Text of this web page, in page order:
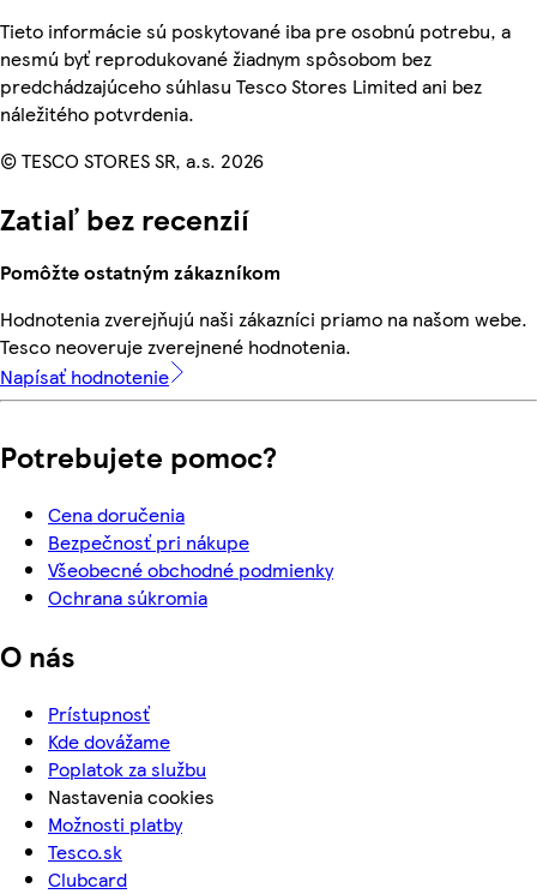
Tieto informácie sú poskytované iba pre osobnú potrebu, a
nesmú byť reprodukované žiadnym spôsobom bez
predchádzajúceho súhlasu Tesco Stores Limited ani bez
náležitého potvrdenia.
© TESCO STORES SR, a.s. 2026
Zatiaľ bez recenzií
Pomôžte ostatným zákazníkom
Hodnotenia zverejňujú naši zákazníci priamo na našom webe.
Tesco neoveruje zverejnené hodnotenia.
Napísať hodnotenie
Potrebujete pomoc?
Cena doručenia
Bezpečnosť pri nákupe
Všeobecné obchodné podmienky
Ochrana súkromia
O nás
Prístupnosť
Kde dovážame
Poplatok za službu
Nastavenia cookies
Možnosti platby
Tesco.sk
Clubcard